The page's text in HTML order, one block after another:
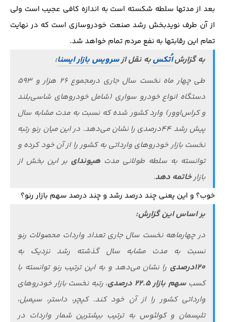
بعد از مدتها سلطه شکسته است به اندازه کافی عجیب است ولی
از آن طرف نویدبخش رشد صنعت خودروسازی است که در نهایت
تمام این رقابت‎ها به نفع مردم تمام خواهد شد.
به گزارشاُتکسبه نقل ازسرویس بازار ایسنا:
طی چهار ماه نخست سال جاری درمجموع ۲۶ هزار و ۵۹۳
دستگاه انواع خودرو سواری (شامل خودروهای شاسی‌بلند
و کراس‌اوور) وارد کشور شده که نسبت به مدت مشابه سال
پیش رشد ۴۴درصدی را نشان می‌دهد. در این میان رنو رتبه
نخست بازار خودروهای وارداتی به کشور را از آن خود کرده و
توانسته به سلطه طولانی مدت هیوندای بر این بخش از
بازارخاتمه دهد.
خوب؟ و این یعنی چند درصد رشد و چند درصد سهم بازار رنو؟
بر اساس این گزارش:
در چهارماهه نخست سال جاری تعداد واردات محصولات رنو
نسبت به مدت مشابه سال گذشته رشد نزدیک به
۱۲۰درصدی
را نشان می‌دهد و به این ترتیب رنو توانسته با
کسبسهم بازار ۲۲.۵ درصدی
، رتبه نخست بازار خودروهای
وارداتی کشور را از آن خود کند. کپچر، داستر، سیمبل،
تلیسمان و کولئوس به ترتیب بیشترین شمار واردات در